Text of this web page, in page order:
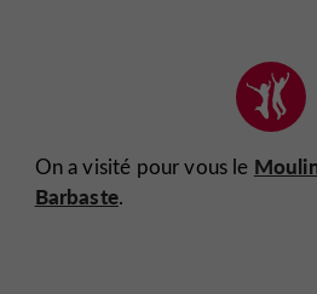
On a visité pour vous le
Barbaste.